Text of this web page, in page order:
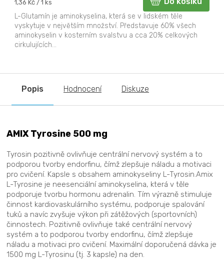
Měrná
1,36 Kč / 1 ks
L-Glutamín je aminokyselina, která se v lidském těle
vyskytuje v největším množství. Představuje 60% všech
aminokyselin v kosterním svalstvu a cca 20% celkových
cirkulujících...
Popis Hodnocení Diskuze
AMIX Tyrosine 500 mg
Tyrosin pozitivně ovlivňuje centrální nervový systém a to
podporou tvorby endorfinu, čímž zlepšuje náladu a motivaci
pro cvičení. Kapsle s obsahem aminokyseliny L-Tyrosin.Amix
L-Tyrosine je neesenciální aminokyselina, která v těle
podporuje tvorbu hormonu adrenalin. Tím výrazně stimuluje
činnost kardiovaskulárního systému, podporuje spalování
tuků a navíc zvyšuje výkon při zátěžových (sportovních)
činnostech. Pozitivně ovlivňuje také centrální nervový
systém a to podporou tvorby endorfinu, čímž zlepšuje
náladu a motivaci pro cvičení. Maximální doporučená dávka je
1500 mg L-Tyrosinu (tj. 3 kapsle) na den.